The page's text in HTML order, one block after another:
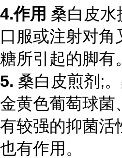
4.作用 桑白皮水
口服或注射对角
糖所引起的脚有。
5. 桑白皮煎剂;
金黄色葡萄球菌
有较强的抑菌活
也有作用。